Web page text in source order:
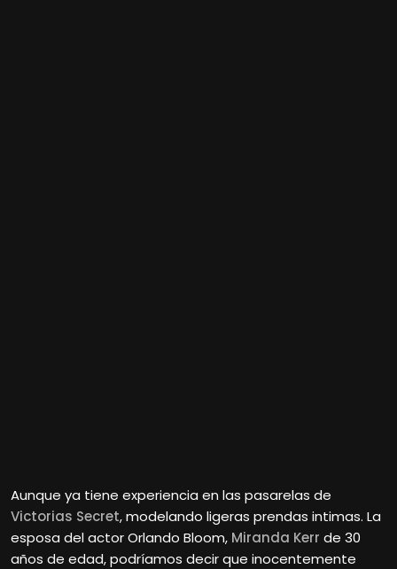
Aunque ya tiene experiencia en las pasarelas de
Victorias Secret, modelando ligeras prendas intimas. La
esposa del actor Orlando Bloom, Miranda Kerr de 30
años de edad, podríamos decir que inocentemente